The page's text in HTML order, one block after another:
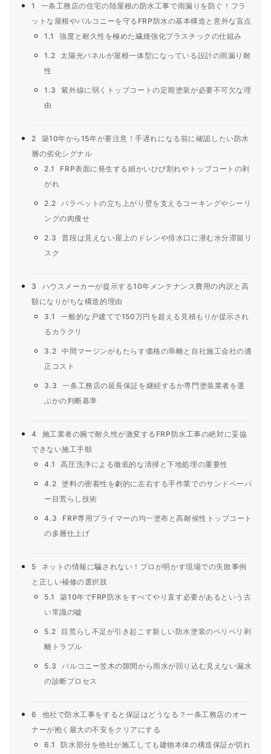
1
一条工務店の住宅の陸屋根の防水工事で雨漏りを防ぐ！フラ
ットな屋根やバルコニーを守るFRP防水の基本構造と意外な盲点
1.1
強度と耐久性を極めた繊維強化プラスチックの仕組み
1.2
太陽光パネルが屋根一体型になっている設計の雨漏り耐
性
1.3
紫外線に弱くトップコートの定期塗装が必要不可欠な理
由
2
築10年から15年が要注意！手遅れになる前に確認したい防水
層の劣化シグナル
2.1
FRP表面に発生する細かいひび割れやトップコートの剥
がれ
2.2
パラペットの立ち上がり壁を支えるコーキングやシーリ
ングの肉痩せ
2.3
普段は見えない屋上のドレンや排水口に潜む水分滞留リ
スク
3
ハウスメーカーが提示する10年メンテナンス費用の内訳と高
額になりがちな構造的理由
3.1
一般的な戸建てで150万円を超える見積もりが提示され
るカラクリ
3.2 中間マージンがもたらす価格の乖離と自社施工会社の適
正コスト
3.3
一条工務店の延長保証を継続するか専門塗装業者を選
ぶかの判断基準
4
施工業者の腕で耐久性が激変するFRP防水工事の絶対に妥協
できない施工手順
4.1
高圧洗浄による徹底的な清掃と下地処理の重要性
4.2 塗料の密着性を劇的に左右する手作業でのサンドペーパ
ー目荒らし技術
4.3
FRP専用プライマーの均一塗布と高耐候性トップコート
の多層仕上げ
5
ネットの情報に騙されない！プロが明かす現場での失敗事例
と正しい補修の選択肢
5.1
築10年でFRP防水をすべてやり直す必要があるという古
い常識の嘘
5.2
目荒らし不足が引き起こす新しい防水塗装のペリペリ剥
離トラブル
5.3
バルコニー笠木の隙間から雨水が回り込む見えない漏水
の診断プロセス
6
他社で防水工事をすると保証はどうなる？一条工務店のオー
ナーが抱く最大の不安をクリアにする
6.1
防水部分を他社が施工しても建物本体の構造保証が切れ